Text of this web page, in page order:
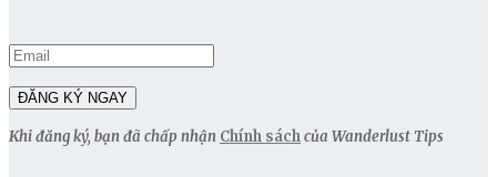
Khi đăng ký, bạn đã chấp nhận Chính sáchcủa Wanderlust Tips